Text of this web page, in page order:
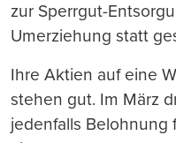
zur Sperrgut-
Umerziehung statt
Ihre Aktien auf eine
stehen gut. Im März
jedenfalls Belohnung